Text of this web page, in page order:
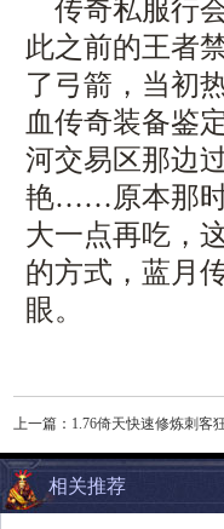
传奇私服行
此之前的王者
了弓箭，当初
血传奇装备鉴
河交易区那边
艳……原本那时
大一点再吃，
的方式，蓝月
眼。
上一篇： 1.76倚天快速修炼刺客
相关推荐